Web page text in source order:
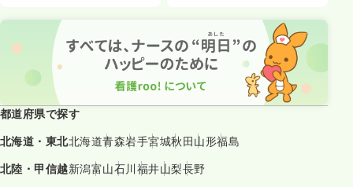
都道府県で探す
北海道・東北北海道青森岩手宮城秋田山形福島
北陸・甲信越新潟富山石川福井山梨長野